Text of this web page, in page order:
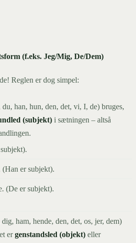
(f.eks. Jeg/Mig, De/Dem)
Reglen er dog simpel:
du, han, hun, den, det, vi, I, de) bruges,
(subjekt) i sætningen – altså
(Han er subjekt).
(De er subjekt).
ham, hende, den, det, os, jer, dem)
ergenstandsled (objekt) eller